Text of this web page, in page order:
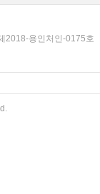
2018-용인처인-0175호